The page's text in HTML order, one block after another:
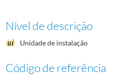
Nível de descrição
Unidade de instalação
Código de referência